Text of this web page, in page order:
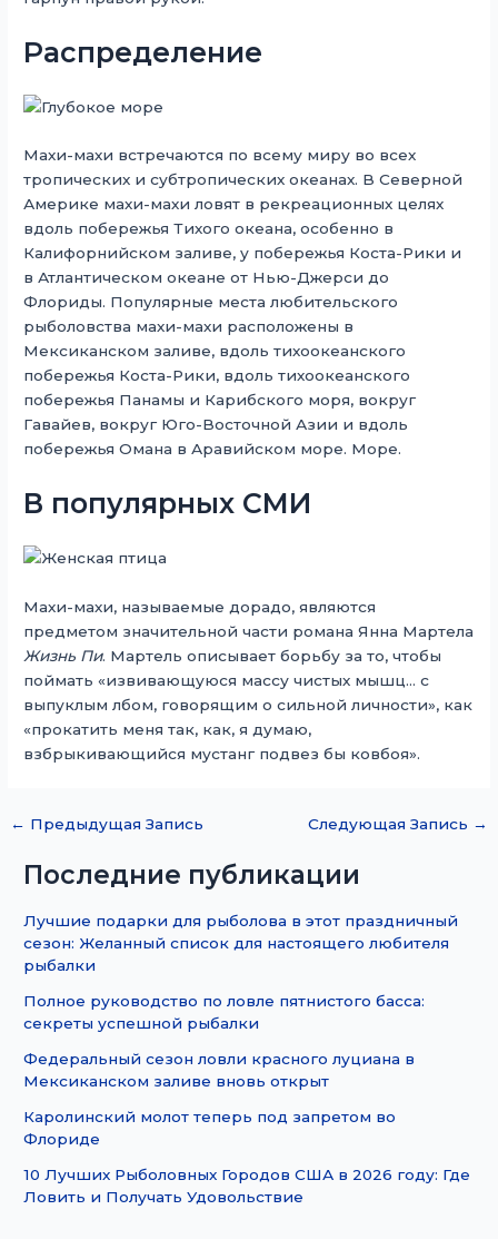
Распределение
Махи-махи встречаются по всему миру во всех
тропических и субтропических океанах. В Северной
Америке махи-махи ловят в рекреационных целях
вдоль побережья Тихого океана, особенно в
Калифорнийском заливе, у побережья Коста-Рики и
в Атлантическом океане от Нью-Джерси до
Флориды. Популярные места любительского
рыболовства махи-махи расположены в
Мексиканском заливе, вдоль тихоокеанского
побережья Коста-Рики, вдоль тихоокеанского
побережья Панамы и Карибского моря, вокруг
Гавайев, вокруг Юго-Восточной Азии и вдоль
побережья Омана в Аравийском море. Море.
В популярных СМИ
Махи-махи, называемые дорадо, являются
предметом значительной части романа Янна Мартела
Жизнь Пи. Мартель описывает борьбу за то, чтобы
поймать «извивающуюся массу чистых мышц… с
выпуклым лбом, говорящим о сильной личности», как
«прокатить меня так, как, я думаю,
взбрыкивающийся мустанг подвез бы ковбоя».
← Предыдущая Запись Следующая Запись →
Последние публикации
Лучшие подарки для рыболова в этот праздничный
сезон: Желанный список для настоящего любителя
рыбалки
Полное руководство по ловле пятнистого басса:
секреты успешной рыбалки
Федеральный сезон ловли красного луциана в
Мексиканском заливе вновь открыт
Каролинский молот теперь под запретом во
Флориде
10 Лучших Рыболовных Городов США в 2026 году: Где
Ловить и Получать Удовольствие